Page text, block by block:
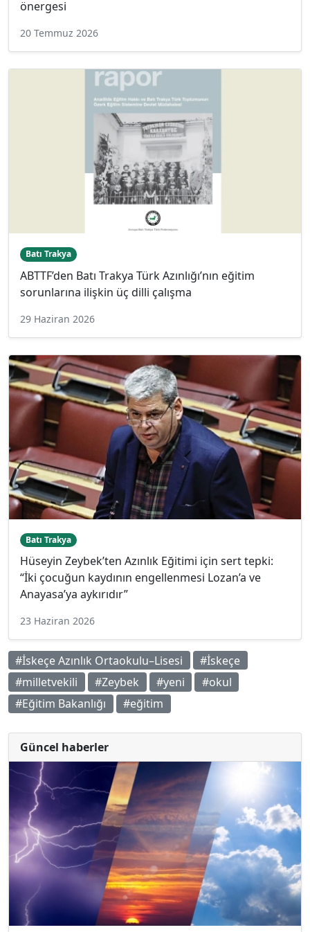
önergesi
20 Temmuz 2026
Batı Trakya
ABTTF’den Batı Trakya Türk Azınlığı’nın eğitim
sorunlarına ilişkin üç dilli çalışma
29 Haziran 2026
Batı Trakya
Hüseyin Zeybek’ten Azınlık Eğitimi için sert tepki:
“İki çocuğun kaydının engellenmesi Lozan’a ve
Anayasa’ya aykırıdır”
23 Haziran 2026
#İskeçe Azınlık Ortaokulu–Lisesi
#İskeçe
#milletvekili
#Zeybek #yeni
#okul
#Eğitim Bakanlığı
#eğitim
Güncel haberler